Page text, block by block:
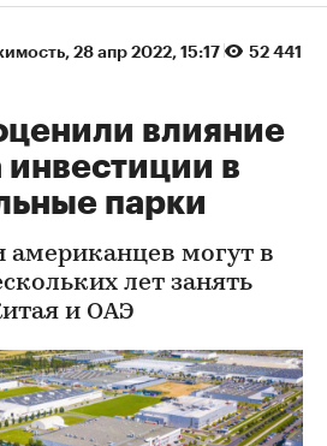
⁠, 28 апр 2022, 15:17 52 441
влияние
инвестиции в
парки
американцев могут в
лет занять
и ОАЭ